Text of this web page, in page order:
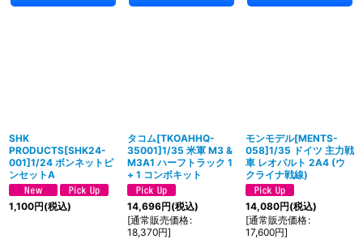
SHK
PRODUCTS[SHK24-
001]1/24 ボンネットピ
ンセットA
1,100円(税込)
タコム[TKOAHHQ-
35001]1/35 米軍 M3 &
M3A1 ハーフトラック 1
+ 1 コンボキット
14,696円(税込)
[通常販売価格:
18,370円]
モンモデル[MENTS-
058]1/35 ドイツ 主力戦
車 レオパルト 2A4 (ウ
クライナ戦線)
14,080円(税込)
[通常販売価格:
17,600円]